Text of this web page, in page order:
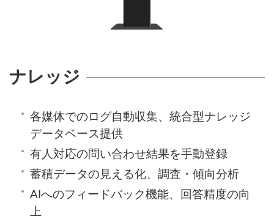
ナレッジ
各媒体でのログ自動収集、統合型ナレッジ
データベース提供
有人対応の問い合わせ結果を手動登録
蓄積データの見える化、調査・傾向分析
AIへのフィードバック機能、回答精度の向
上